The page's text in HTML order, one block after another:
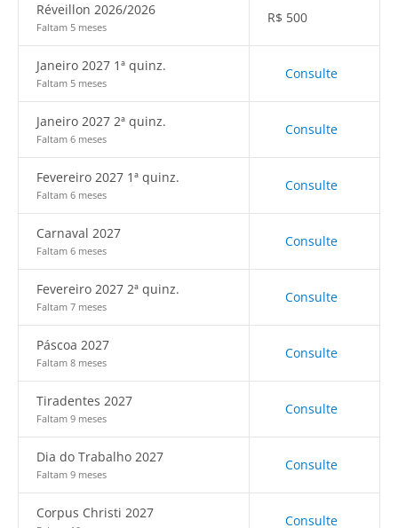
Réveillon 2026/2026
Faltam 5 meses
R$ 500
Janeiro 2027 1ª quinz.
Faltam 5 meses
Consulte
Janeiro 2027 2ª quinz.
Faltam 6 meses
Consulte
Fevereiro 2027 1ª quinz.
Faltam 6 meses
Consulte
Carnaval 2027
Faltam 6 meses
Consulte
Fevereiro 2027 2ª quinz.
Faltam 7 meses
Consulte
Páscoa 2027
Faltam 8 meses
Consulte
Tiradentes 2027
Faltam 9 meses
Consulte
Dia do Trabalho 2027
Faltam 9 meses
Consulte
Corpus Christi 2027 Consulte